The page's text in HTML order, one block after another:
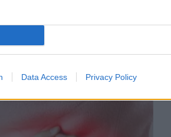
Data Access Privacy Policy